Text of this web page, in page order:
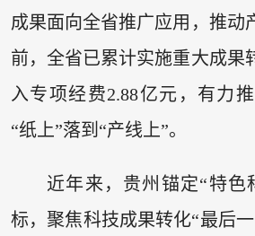
成果面向全省推广应用，推动
前，全省已累计实施重大成果
入专项经费2.88亿元，有力
“纸上”落到“产线上”。
近年来，贵州锚定“特色
标，聚焦科技成果转化“最后